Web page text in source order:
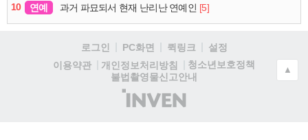
10
연예 과거 파묘되서 현재 난리난 연예인 [5]
로그인 PC화면 퀵링크
설정
이용약관
개인정보처리방침
청소년보호정책
불법촬영물신고안내
(주)
인
▲